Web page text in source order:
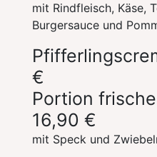
mit Rindfleisch, Käse,
Burgersauce und
€
Portion
16,90 €
mit Speck und